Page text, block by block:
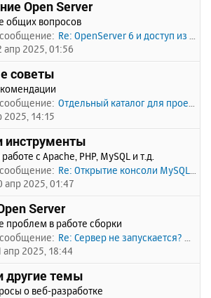
Open Server
общих вопросов
Re: OpenServer 6 и доступ из …
апр 2025, 01:56
советы
Отдельный каталог для проекто…
2025, 14:15
инструменты
с Apache, PHP, MySQL и т.д.
Re: Открытие консоли MySQL по…
апр 2025, 01:47
Server
проблем в работе сборки
Re: Сервер не запускается? Пи…
апр 2025, 18:44
другие темы
о веб-разработке